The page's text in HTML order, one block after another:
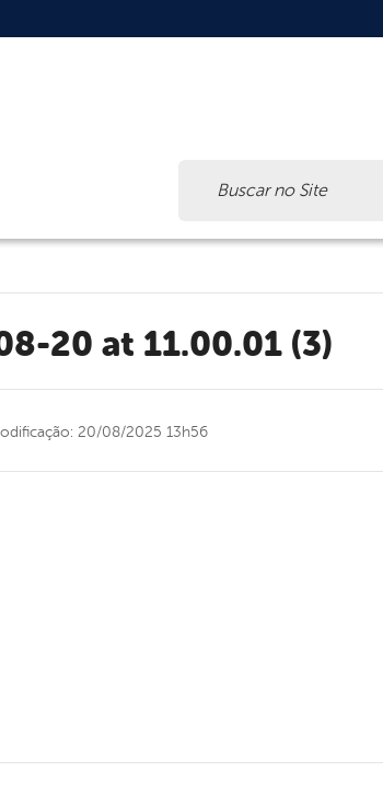
20 at 11.00.01 (3)
20/08/2025 13h56